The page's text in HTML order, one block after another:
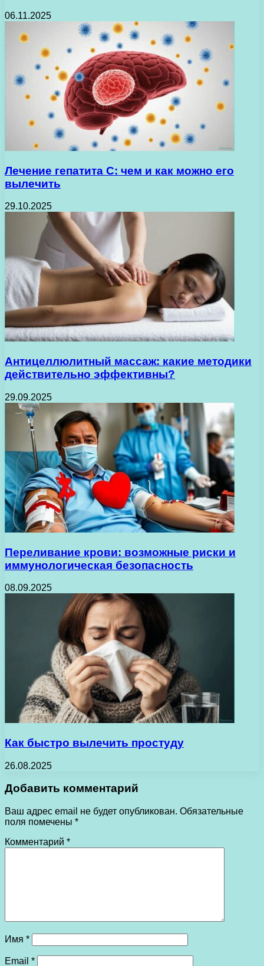
06.11.2025
Лечение гепатита С: чем и как можно его
вылечить
29.10.2025
Антицеллюлитный массаж: какие методики
действительно эффективны?
29.09.2025
Переливание крови: возможные риски и
иммунологическая безопасность
08.09.2025
Как быстро вылечить простуду
26.08.2025
Добавить комментарий
Ваш адрес email не будет опубликован. Обязательные
поля помечены *
Комментарий *
Имя *
Email *